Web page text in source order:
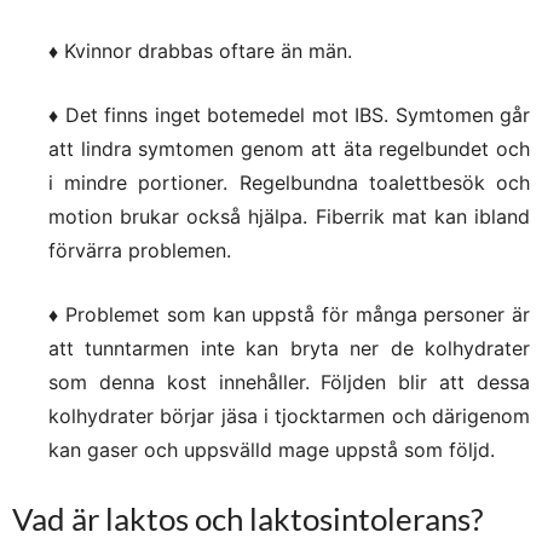
♦ Kvinnor drabbas oftare än män.
♦ Det finns inget botemedel mot IBS. Symtomen går
att lindra symtomen genom att äta regelbundet och
i mindre portioner. Regelbundna toalettbesök och
motion brukar också hjälpa. Fiberrik mat kan ibland
förvärra problemen.
♦ Problemet som kan uppstå för många personer är
att tunntarmen inte kan bryta ner de kolhydrater
som denna kost innehåller. Följden blir att dessa
kolhydrater börjar jäsa i tjocktarmen och därigenom
kan gaser och uppsvälld mage uppstå som följd.
Vad är laktos och laktosintolerans?